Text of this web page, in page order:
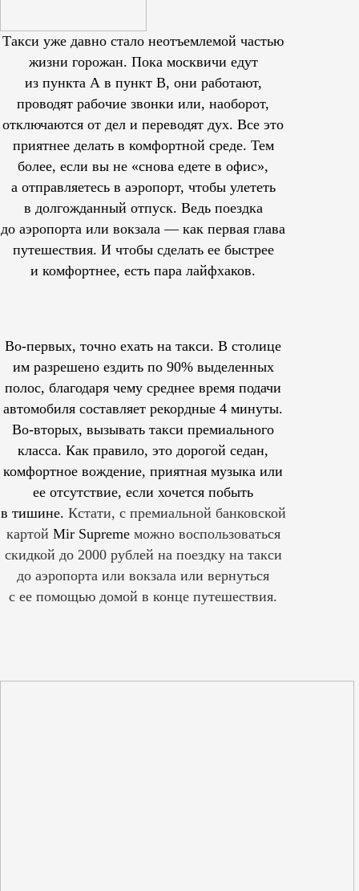
Такси уже давно стало неотъемлемой частью
жизни горожан. Пока москвичи едут
из пункта А в пункт В, они работают,
проводят рабочие звонки или, наоборот,
отключаются от дел и переводят дух. Все это
приятнее делать в комфортной среде. Тем
более, если вы не «снова едете в офис»,
а отправляетесь в аэропорт, чтобы улететь
в долгожданный отпуск. Ведь поездка
до аэропорта или вокзала — как первая глава
путешествия. И чтобы сделать ее быстрее
и комфортнее, есть пара лайфхаков.
Во-первых, точно ехать на такси. В столице
им разрешеноездить по 90% выделенных
полос, благодаря чему среднее время подачи
автомобиля составляет рекордные 4 минуты.
Во-вторых, вызывать такси премиального
класса. Как правило, это дорогой седан,
комфортное вождение, приятная музыка или
ее отсутствие, если хочется побыть
в тишине. Кстати, с премиальной банковской
картой Mir Supreme можно воспользоваться
скидкой до 2000 рублей на поездку на такси
до аэропорта или вокзала или вернуться
с ее помощью домой в конце путешествия.